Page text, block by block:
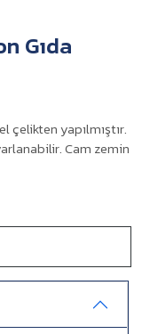
Gıda
çelikten yapılmıştır.
Cam zemin